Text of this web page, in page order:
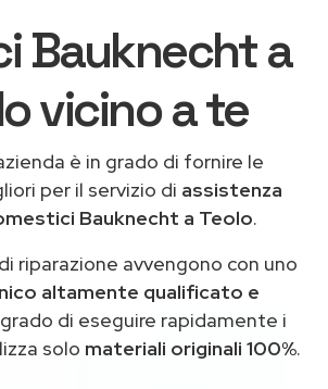
Bauknecht a
vicino a te
è in grado di fornire le
per il servizio di assistenza
Bauknecht a Teolo.
riparazione avvengono con uno
altamente qualificato e
grado di eseguire rapidamente i
solo materiali originali 100%.